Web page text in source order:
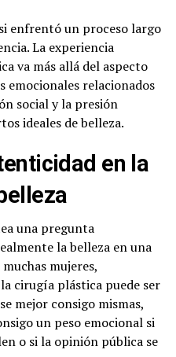
enfrentó un proceso largo
La experiencia
va más allá del aspecto
relacionados
social y la presión
ideales de belleza.
en la
una pregunta
la belleza en una
mujeres,
cirugía plástica puede ser
mejor consigo mismas,
un peso emocional si
o si la opinión pública se